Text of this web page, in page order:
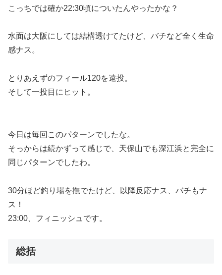
こっちでは確か22:30頃についたんやったかな？
水面は大阪にしては結構透けてたけど、バチなど全く生命
感ナス。
とりあえずのフィール120を遠投。
そして一投目にヒット。
今日は毎回このパターンでしたな。
そっからは続かずって感じで、天保山でも深江浜と完全に
同じパターンでしたわ。
30分ほど釣り場を撫でたけど、以降反応ナス、バチもナ
ス！
23:00、フィニッシュです。
総括